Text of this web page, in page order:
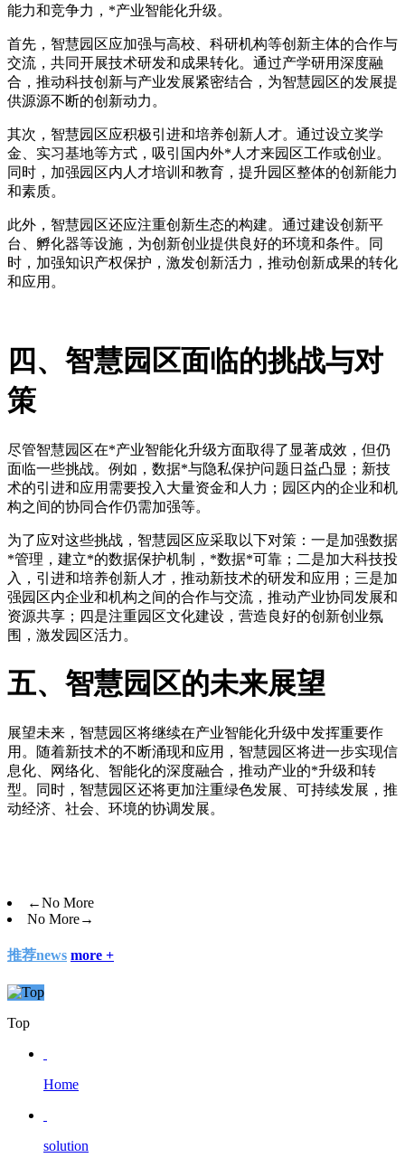
能力和竞争力，*产业智能化升级。
首先，智慧园区应加强与高校、科研机构等创新主体的合作与
交流，共同开展技术研发和成果转化。通过产学研用深度融
合，推动科技创新与产业发展紧密结合，为智慧园区的发展提
供源源不断的创新动力。
其次，智慧园区应积极引进和培养创新人才。通过设立奖学
金、实习基地等方式，吸引国内外*人才来园区工作或创业。
同时，加强园区内人才培训和教育，提升园区整体的创新能力
和素质。
此外，智慧园区还应注重创新生态的构建。通过建设创新平
台、孵化器等设施，为创新创业提供良好的环境和条件。同
时，加强知识产权保护，激发创新活力，推动创新成果的转化
和应用。
四、智慧园区面临的挑战与对
策
尽管智慧园区在*产业智能化升级方面取得了显著成效，但仍
面临一些挑战。例如，数据*与隐私保护问题日益凸显；新技
术的引进和应用需要投入大量资金和人力；园区内的企业和机
构之间的协同合作仍需加强等。
为了应对这些挑战，智慧园区应采取以下对策：一是加强数据
*管理，建立*的数据保护机制，*数据*可靠；二是加大科技投
入，引进和培养创新人才，推动新技术的研发和应用；三是加
强园区内企业和机构之间的合作与交流，推动产业协同发展和
资源共享；四是注重园区文化建设，营造良好的创新创业氛
围，激发园区活力。
五、智慧园区的未来展望
展望未来，智慧园区将继续在产业智能化升级中发挥重要作
用。随着新技术的不断涌现和应用，智慧园区将进一步实现信
息化、网络化、智能化的深度融合，推动产业的*升级和转
型。同时，智慧园区还将更加注重绿色发展、可持续发展，推
动经济、社会、环境的协调发展。
←No More
No More→
推荐news more +
Top
Home
solution